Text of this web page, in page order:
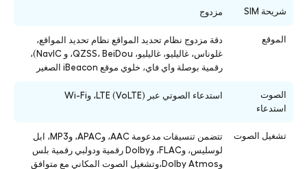
شريحة SIM مزدوج
الموقع
دقة مزدوج نظام تحديد المواقع نظام تحديد المواقع،
غلوناس، غاليليو، غاليليو، QZSS، BeiDou، و NavIC)،
رقمية بوصلة واي فاي، خلوي موقع iBeacon الصغير
الصوت
استدعاء
استدعاء الصوتي عبر LTE (VoLTE)، وWi-Fi
تشغيل الصوت
تتضمن تنسيقات مدعومة AAC، وAPAC، وMP3، ابل
لوسليس، وFLAC، وDolby رقمية ودولبي رقمية بلس
وDolby Atmos،
وتشغيل الصوت المكاني مع متوافق